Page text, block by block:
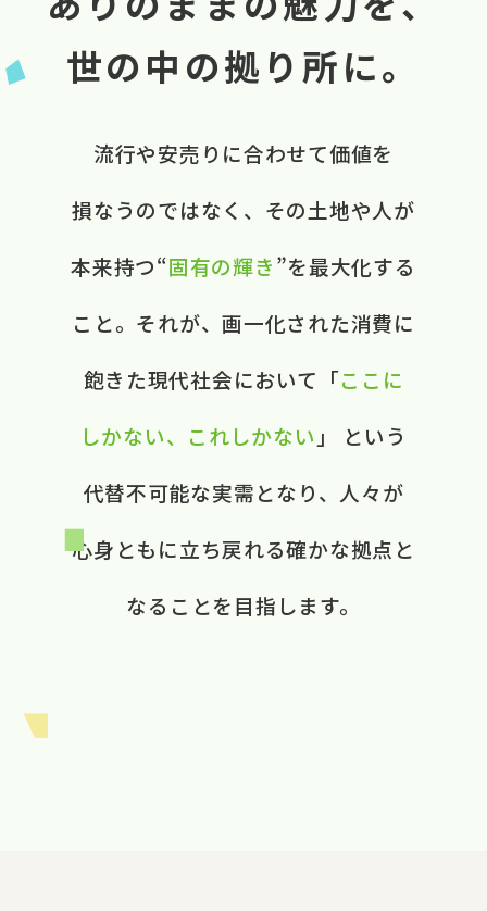
世の中の拠り所に。
流行や​安売りに​合わせて​価値を​
損なうのではなく、​ ​その​土地や​人が​
本来​持つ“固有の​輝き”を​最大化する​
こと。​ それが、​画一化された​消費に​
飽きた​現代社会に​おいて​ ​「ここに​
しかない、​これしかない 」 と​いう​
代替不可能な​実需と​なり、​ 人々が​
心身ともに​立ち戻れる​ 確かな​拠点と​
なる​ことを​目指します。​